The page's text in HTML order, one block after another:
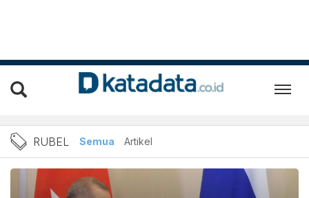
Berita rubel Terbaru dan
RUBEL Semua Artikel